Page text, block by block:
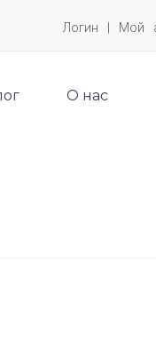
Логин | Мой
О нас